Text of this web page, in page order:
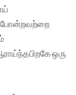
போன்றவற்றை
ஒரு